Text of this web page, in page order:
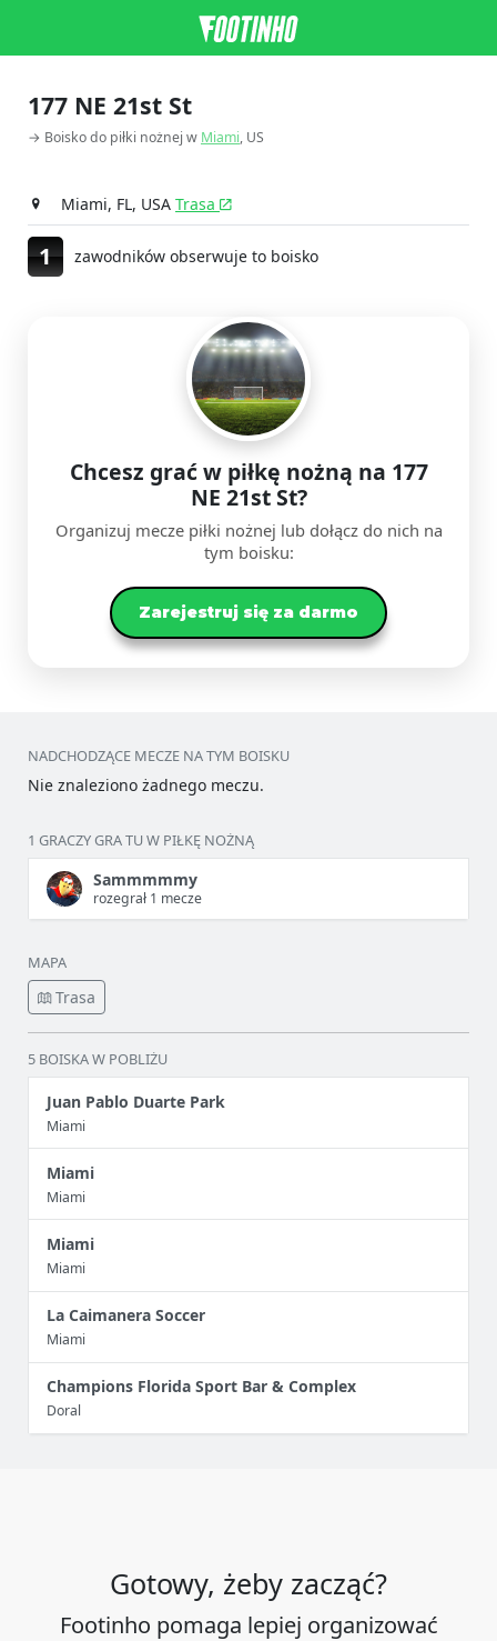
177 NE 21st St
→ Boisko do piłki nożnej w Miami, US
Miami, FL, USA Trasa
1 zawodników obserwuje to boisko
Chcesz grać w piłkę nożną na 177
NE 21st St?
Organizuj mecze piłki nożnej lub dołącz do nich na
tym boisku:
Zarejestruj się za darmo
NADCHODZĄCE MECZE NA TYM BOISKU
Nie znaleziono żadnego meczu.
1 GRACZY GRA TU W PIŁKĘ NOŻNĄ
Sammmmmy
rozegrał 1 mecze
MAPA
Trasa
5 BOISKA W POBLIŻU
Juan Pablo Duarte Park
Miami
Miami
Miami
Miami
Miami
La Caimanera Soccer
Miami
Champions Florida Sport Bar & Complex
Doral
Gotowy, żeby zacząć?
Footinho pomaga lepiej organizować